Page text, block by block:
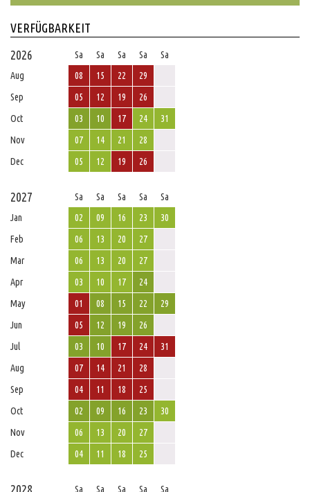
VERFÜGBARKEIT
2026
Sa Sa Sa Sa
Sa
Aug
08 15 22
29
Sep
05 12 19
26
Oct
03 10 17 24
31
Nov
07 14 21
28
Dec
05 12 19 26
2027 Sa Sa Sa Sa
Sa
Jan
02 09 16 23
30
Feb
06 13 20
27
Mar
06 13 20
27
Apr
03 10 17
24
May
01 08 15 22
29
Jun
05 12 19
26
Jul
03 10 17 24
31
Aug
07 14 21
28
Sep
04 11 18
25
Oct
02 09 16 23
30
Nov
06 13 20
27
Dec
04 11 18 25
Sa Sa Sa Sa
Sa